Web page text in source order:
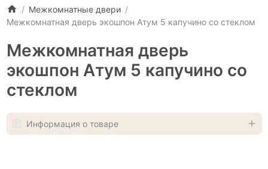
Межкомнатные двери
Межкомнатная дверь экошпон Атум 5 капучино со стеклом
Межкомнатная дверь
экошпон Атум 5 капучино со
стеклом
Информация о товаре